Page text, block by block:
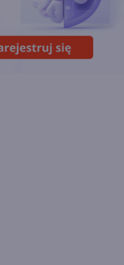
Sztuczna
wspiera
naukowe.
startuje z